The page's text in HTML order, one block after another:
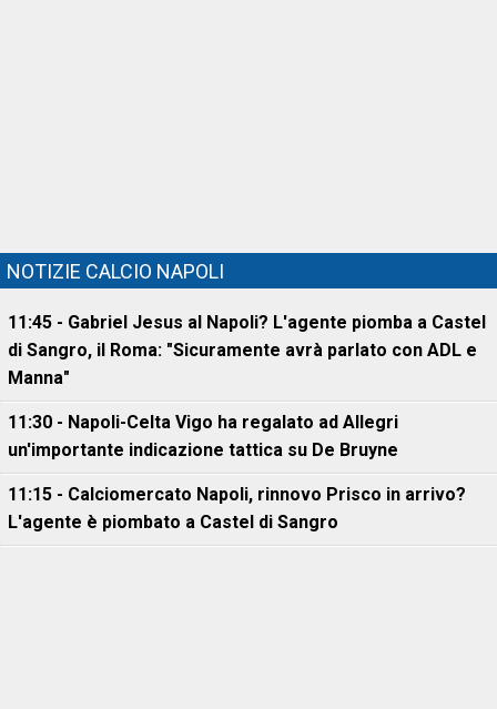
NOTIZIE CALCIO NAPOLI
11:45 - Gabriel Jesus al Napoli? L'agente piomba a Castel
di Sangro, il Roma: "Sicuramente avrà parlato con ADL e
Manna"
11:30 - Napoli-Celta Vigo ha regalato ad Allegri
un'importante indicazione tattica su De Bruyne
11:15 - Calciomercato Napoli, rinnovo Prisco in arrivo?
L'agente è piombato a Castel di Sangro